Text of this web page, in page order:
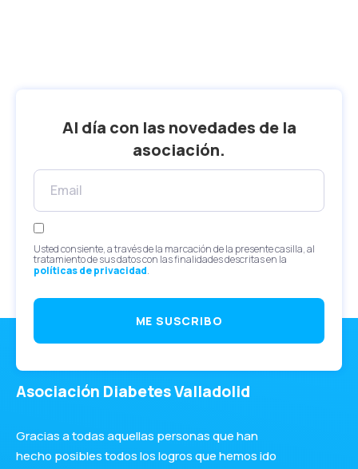
Al día con las novedades de la
asociación.
Usted consiente, a través de la marcación de la presente casilla, al
tratamiento de sus datos con las finalidades descritas en la
políticas de privacidad.
ME SUSCRIBO
Asociación Diabetes Valladolid
Gracias a todas aquellas personas que han
hecho posibles todos los logros que hemos ido